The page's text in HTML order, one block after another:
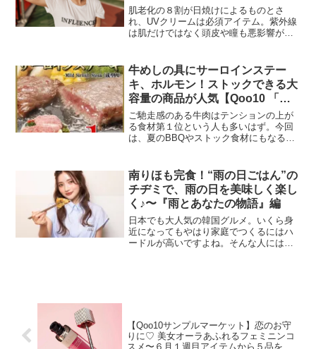
選
肌老化の８割が日焼けによるものとさ
れ、UVクリームは必須アイテム。紫外線
は肌だけではなく頭皮や瞳も悪影響があ
っていますが、UVクリームとともに、サ
ングラスや帽子、カー...
牛めしの具にサーロインステー
キ、ホルモン！ストックできる大
容量の商品が人気【Qoo10 「牛
肉」販売数ランキング】
ご馳走感のある牛肉はテンションの上が
る食材第１位という人も多いはず。今回
は、夏のBBQやストック食材にもなる牛
「Qoo10」を運営するeBay Japan合同会
社は、「牛肉」...
南りほも完食！“雨の日ごはん”の
チヂミで、雨の日を美味しく楽し
く♪〜『雨とあなたの物語』編
日本でも大人気の韓国グルメ。いくら身
近になってもやはり家庭でつくるにはハ
ードルが高いですよね。そんな人にはレ
【Qoo10サンプルマーケット】恋のお守
りに♡ 美女オーラあふれるフェミニンコ
スメ〜６月１週目アイテムから５品をご